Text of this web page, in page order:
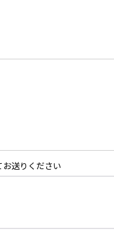
送りください